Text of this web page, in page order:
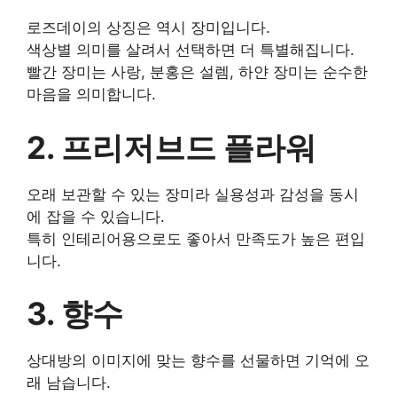
로즈데이의 상징은 역시 장미입니다.
색상별 의미를 살려서 선택하면 더 특별해집니다.
빨간 장미는 사랑, 분홍은 설렘, 하얀 장미는 순수한
마음을 의미합니다.
2. 프리저브드 플라워
오래 보관할 수 있는 장미라 실용성과 감성을 동시
에 잡을 수 있습니다.
특히 인테리어용으로도 좋아서 만족도가 높은 편입
니다.
3. 향수
상대방의 이미지에 맞는 향수를 선물하면 기억에 오
래 남습니다.